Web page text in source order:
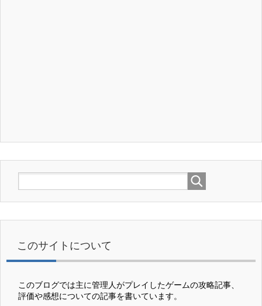
このサイトについて
このブログでは主に管理人がプレイしたゲームの攻略記事、
評価や感想についての記事を書いています。